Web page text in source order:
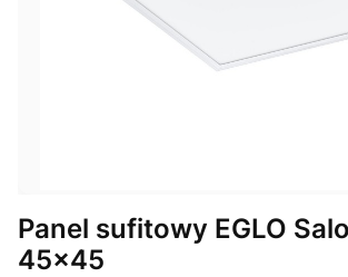
Panel sufitowy EGLO
45x45